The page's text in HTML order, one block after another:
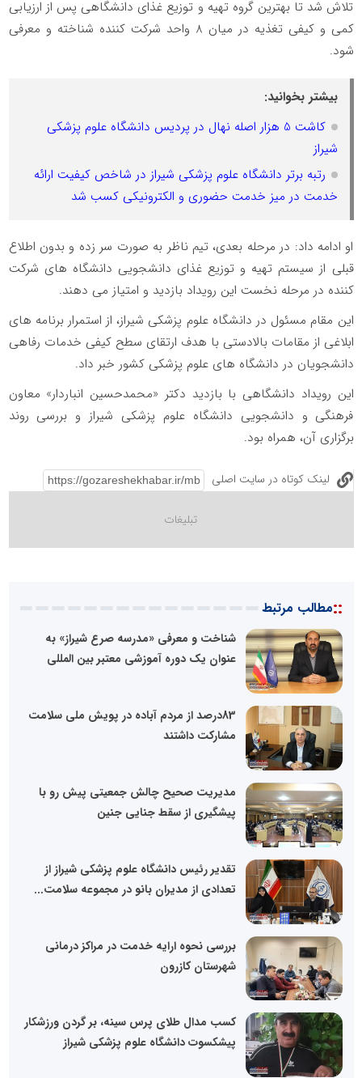
تلاش شد تا بهترین گروه تهیه و توزیع غذای دانشگاهی پس از ارزیابی
کمی و کیفی تغذیه در میان 8 واحد شرکت کننده شناخته و معرفی
شود.
بیشتر بخوانید:
کاشت 5 هزار اصله نهال در پردیس دانشگاه علوم پزشکی
شیراز
رتبه برتر دانشگاه علوم پزشکی شیراز در شاخص کیفیت ارائه
خدمت در میز خدمت حضوری و الکترونیکی کسب شد
او ادامه داد: در مرحله بعدی، تیم ناظر به صورت سر زده و بدون اطلاع
قبلی از سیستم تهیه و توزیع غذای دانشجویی دانشگاه های شرکت
کننده در مرحله نخست این رویداد بازدید و امتیاز می دهند.
این مقام مسئول در دانشگاه علوم پزشکی شیراز، از استمرار برنامه های
ابلاغی از مقامات بالادستی با هدف ارتقای سطح کیفی خدمات رفاهی
دانشجویان در دانشگاه های علوم پزشکی کشور خبر داد.
این رویداد دانشگاهی با بازدید دکتر «محمدحسین انباردار» معاون
فرهنگی و دانشجویی دانشگاه علوم پزشکی شیراز و بررسی روند
برگزاری آن، همراه بود.
لینک کوتاه در سایت اصلی
::مطالب مرتبط
شناخت و معرفی «مدرسه صرع شیراز» به
عنوان یک دوره آموزشی معتبر بین المللی
83درصد از مردم آباده در پویش ملی سلامت
مشارکت داشتند
مدیریت صحیح چالش جمعیتی پیش رو با
پیشگیری از سقط جنایی جنین
تقدیر رئیس دانشگاه علوم پزشکی شیراز از
تعدادی از مدیران بانو در مجموعه سلامت...
بررسی نحوه ارایه خدمت در مراکز درمانی
شهرستان کازرون
کسب مدال طلای پرس سینه، بر گردن ورزشکار
پیشکسوت دانشگاه علوم پزشکی شیراز